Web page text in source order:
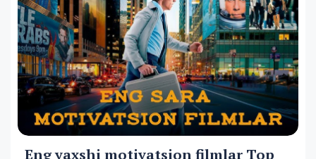
Eng yaxshi motivatsion filmlar Top